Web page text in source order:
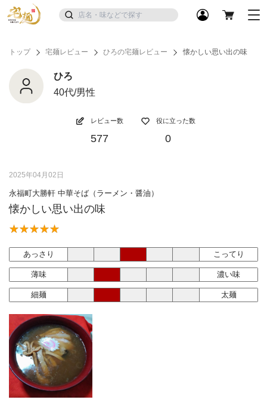
トップ 宅麺レビュー ひろの宅麺レビュー 懐かしい思い出の味
ひろ
40代/男性
レビュー数
577
役に立った数
0
2025年04月02日
永福町大勝軒 中華そば（ラーメン・醤油）
懐かしい思い出の味
あっさり こってり
薄味 濃い味
細麺 太麺